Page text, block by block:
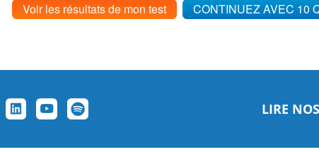
Voir les résultats de mon test CONTINUEZ AVEC 10
LIRE